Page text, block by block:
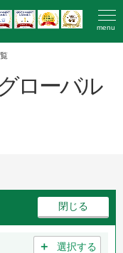
menu
ローバル
＋ 選択する